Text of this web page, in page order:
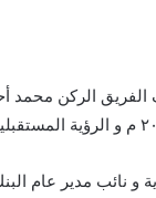
الركن محمد
و نائب مدير عام